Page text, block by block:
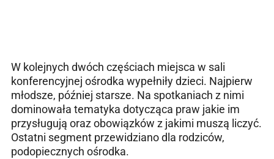
W kolejnych dwóch częściach miejsca w sali
konferencyjnej ośrodka wypełniły dzieci. Najpierw
młodsze, później starsze. Na spotkaniach z nimi
dominowała tematyka dotycząca praw jakie im
przysługują oraz obowiązków z jakimi muszą liczyć.
Ostatni segment przewidziano dla rodziców,
podopiecznych ośrodka.